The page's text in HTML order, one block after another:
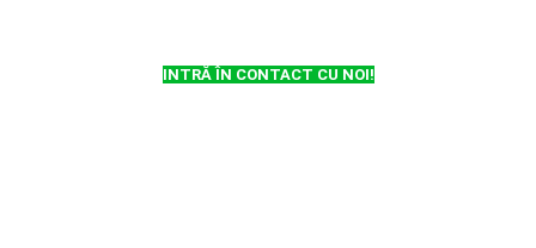
INTRĂ ÎN CONTACT CU NOI!